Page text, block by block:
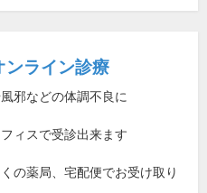
ンライン診療
邪などの体調不良に
ィスで受診出来ます
の薬局、宅配便でお受け取り